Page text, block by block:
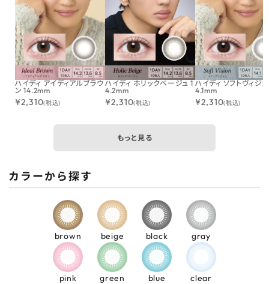
ハイディ アイディアルブラウ
ン 14.2mm
¥2,310(税込)
ハイディ ホリックベージュ 1
4.2mm
¥2,310(税込)
ハイディ ソフトヴィジ
4.1mm
¥2,310(税込)
もっと見る
カラーから探す
brown beige black gray
pink green blue clear